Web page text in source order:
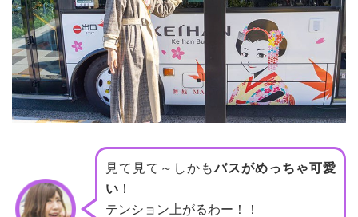
見て見て～しかもバスがめっちゃ可愛
い ！
テンション上がるわー！！